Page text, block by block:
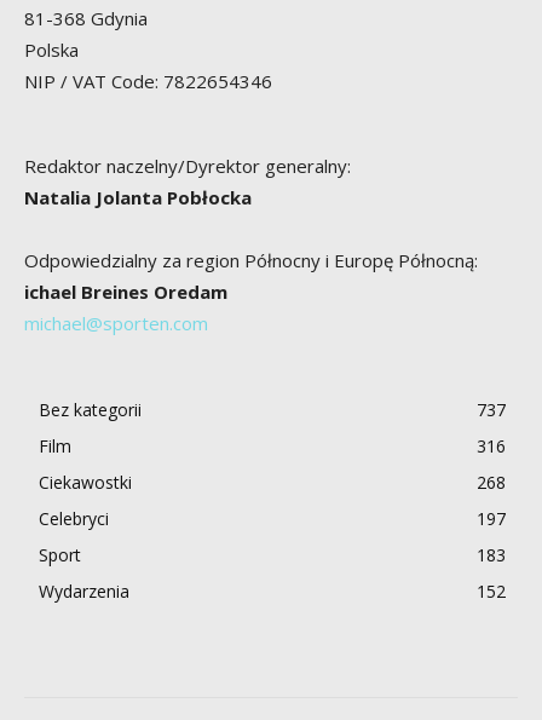
81-368 Gdynia
Polska
NIP / VAT Code: 7822654346
Redaktor naczelny/Dyrektor generalny:
Natalia Jolanta Pobłocka
Odpowiedzialny za region Północny i Europę Północną:
ichael Breines Oredam
michael@sporten.com
Bez kategorii
737
Film
316
Ciekawostki
268
Celebryci
197
Sport
183
Wydarzenia
152